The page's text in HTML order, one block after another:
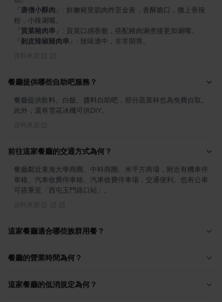
唐僧小酥肉
: 鮮嫩豬里肌肉炸至金黃，香酥脆口，撒上香辣
貢菜豬肉串
剝皮辣椒豬肉串 : 辣味適中，非常開胃。
餐廳提供哪些自助吧服務？
餐廳提供飲料、白飯、醬料自助吧，部分蔬菜杯也為免費自取。
此外，還有雪花冰機可供DIY。
前往這家餐廳的交通方式為何？
餐廳鄰近東海大學商圈、中科商圈、米平方商場，附近有機車停
車格、汽車收費停車格、汽車收費停車場，交通便利。也有公車
可搭乘至「西屯玉門路口站」。
這家餐廳適合哪些族群用餐？
餐廳的營業時間為何？
這家餐廳的低消規定為何？